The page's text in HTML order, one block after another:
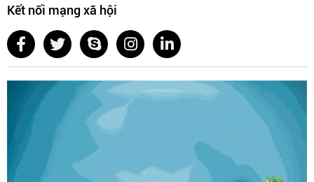
Kết nối mạng xã hội